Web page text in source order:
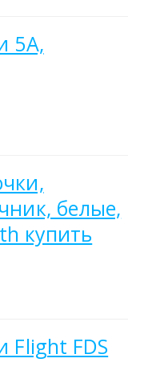
5А,
белые,
купить
Flight FDS